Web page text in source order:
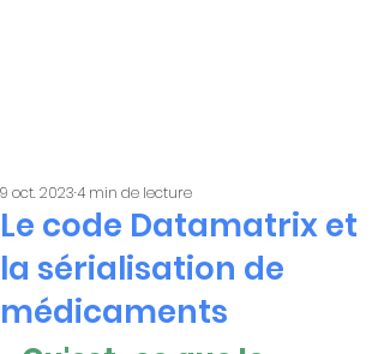
Le code Datamatrix et
la sérialisation de
médicaments
9 oct. 20234 min de lecture